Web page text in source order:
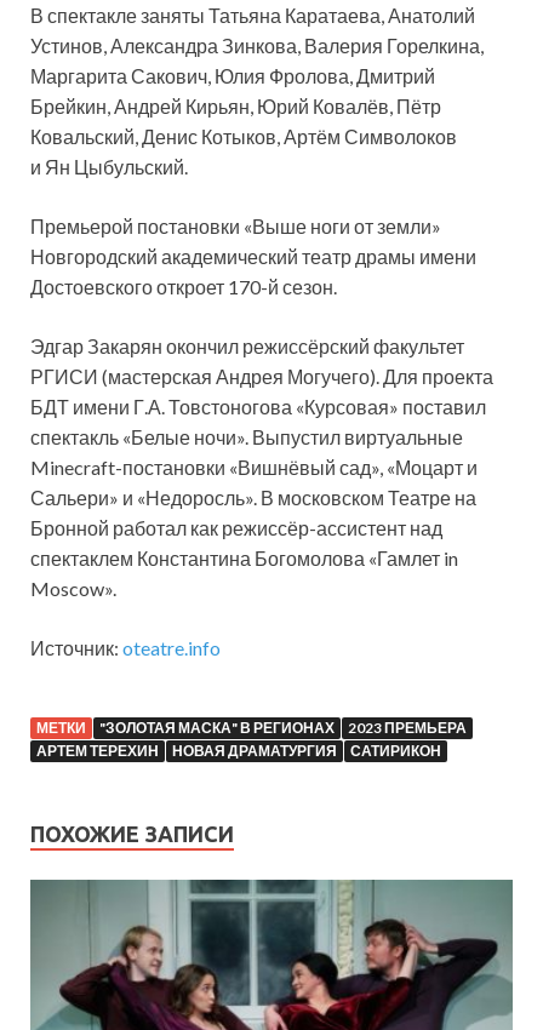
В спектакле заняты Татьяна Каратаева, Анатолий
Устинов, Александра Зинкова, Валерия Горелкина,
Маргарита Сакович, Юлия Фролова, Дмитрий
Брейкин, Андрей Кирьян, Юрий Ковалёв, Пётр
Ковальский, Денис Котыков, Артём Символоков
и Ян Цыбульский.
Премьерой постановки «Выше ноги от земли»
Новгородский академический театр драмы имени
Достоевского откроет 170-й сезон.
Эдгар Закарян окончил режиссёрский факультет
РГИСИ (мастерская Андрея Могучего). Для проекта
БДТ имени Г.А. Товстоногова «Курсовая» поставил
спектакль «Белые ночи». Выпустил виртуальные
Minecraft-постановки «Вишнёвый сад», «Моцарт и
Сальери» и «Недоросль». В московском Театре на
Бронной работал как режиссёр-ассистент над
спектаклем Константина Богомолова «Гамлет in
Moscow».
Источник: oteatre.info
МЕТКИ "ЗОЛОТАЯ МАСКА" В РЕГИОНАХ
2023 ПРЕМЬЕРА
АРТЕМ ТЕРЕХИН
НОВАЯ ДРАМАТУРГИЯ САТИРИКОН
ПОХОЖИЕ ЗАПИСИ